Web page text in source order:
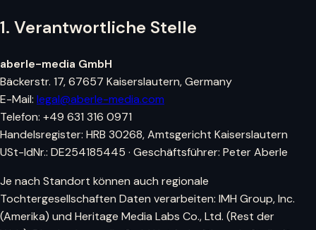
1. Verantwortliche Stelle
aberle-media GmbH
Bäckerstr. 17, 67657 Kaiserslautern, Germany
E-Mail: legal@aberle-media.com
Telefon: +49 631 316 0971
Handelsregister: HRB 30268, Amtsgericht Kaiserslautern
USt-IdNr.: DE254185445 · Geschäftsführer: Peter Aberle
Je nach Standort können auch regionale
Tochtergesellschaften Daten verarbeiten: IMH Group, Inc.
(Amerika) und Heritage Media Labs Co., Ltd. (Rest der